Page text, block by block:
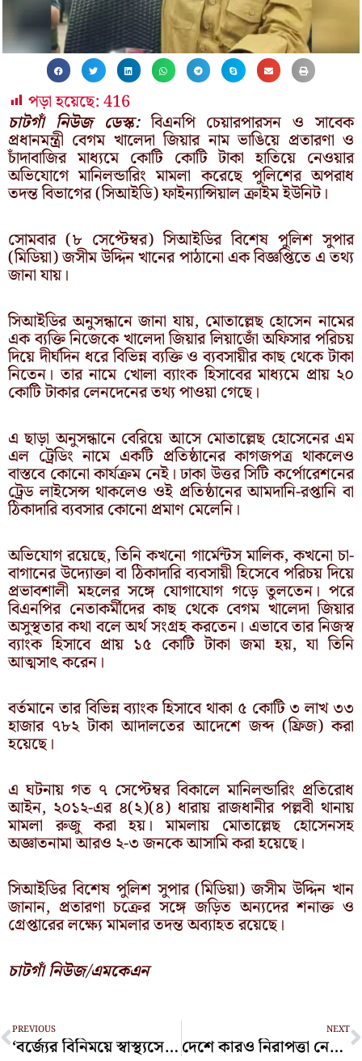
পড়া হয়েছে:416
চাটগাঁ নিউজ ডেস্ক:বিএনপি চেয়ারপারসন ও সাবেক
প্রধানমন্ত্রী বেগম খালেদা জিয়ার নাম ভাঙিয়ে প্রতারণা ও
চাঁদাবাজির মাধ্যমে কোটি কোটি টাকা হাতিয়ে নেওয়ার
অভিযোগে মানিলন্ডারিং মামলা করেছে পুলিশের অপরাধ
তদন্ত বিভাগের (সিআইডি) ফাইন্যান্সিয়াল ক্রাইম ইউনিট।
সোমবার (৮ সেপ্টেম্বর) সিআইডির বিশেষ পুলিশ সুপার
(মিডিয়া) জসীম উদ্দিন খানের পাঠানো এক বিজ্ঞপ্তিতে এ তথ্য
জানা যায়।
সিআইডির অনুসন্ধানে জানা যায়, মোতাল্লেছ হোসেন নামের
এক ব্যক্তি নিজেকে খালেদা জিয়ার লিয়াজোঁ অফিসার পরিচয়
দিয়ে দীর্ঘদিন ধরে বিভিন্ন ব্যক্তি ও ব্যবসায়ীর কাছ থেকে টাকা
নিতেন। তার নামে খোলা ব্যাংক হিসাবের মাধ্যমে প্রায় ২০
কোটি টাকার লেনদেনের তথ্য পাওয়া গেছে।
এ ছাড়া অনুসন্ধানে বেরিয়ে আসে মোতাল্লেছ হোসেনের এম
এল ট্রেডিং নামে একটি প্রতিষ্ঠানের কাগজপত্র থাকলেও
বাস্তবে কোনো কার্যক্রম নেই। ঢাকা উত্তর সিটি কর্পোরেশনের
ট্রেড লাইসেন্স থাকলেও ওই প্রতিষ্ঠানের আমদানি-রপ্তানি বা
ঠিকাদারি ব্যবসার কোনো প্রমাণ মেলেনি।
অভিযোগ রয়েছে, তিনি কখনো গার্মেন্টস মালিক, কখনো চা-
বাগানের উদ্যোক্তা বা ঠিকাদারি ব্যবসায়ী হিসেবে পরিচয় দিয়ে
প্রভাবশালী মহলের সঙ্গে যোগাযোগ গড়ে তুলতেন। পরে
বিএনপির নেতাকর্মীদের কাছ থেকে বেগম খালেদা জিয়ার
অসুস্থতার কথা বলে অর্থ সংগ্রহ করতেন। এভাবে তার নিজস্ব
ব্যাংক হিসাবে প্রায় ১৫ কোটি টাকা জমা হয়, যা তিনি
আত্মসাৎ করেন।
বর্তমানে তার বিভিন্ন ব্যাংক হিসাবে থাকা ৫ কোটি ৩ লাখ ৩৩
হাজার ৭৮২ টাকা আদালতের আদেশে জব্দ (ফ্রিজ) করা
হয়েছে।
এ ঘটনায় গত ৭ সেপ্টেম্বর বিকালে মানিলন্ডারিং প্রতিরোধ
আইন, ২০১২-এর ৪(২)(৪) ধারায় রাজধানীর পল্লবী থানায়
মামলা রুজু করা হয়। মামলায় মোতাল্লেছ হোসেনসহ
অজ্ঞাতনামা আরও ২-৩ জনকে আসামি করা হয়েছে।
সিআইডির বিশেষ পুলিশ সুপার (মিডিয়া) জসীম উদ্দিন খান
জানান, প্রতারণা চক্রের সঙ্গে জড়িত অন্যদের শনাক্ত ও
গ্রেপ্তারের লক্ষ্যে মামলার তদন্ত অব্যাহত রয়েছে।
চাটগাঁ নিউজ/এমকেএন
Prev
PREVIOUS
‘বর্জ্যের বিনিময়ে স্বাস্থ্যসেবা’ চালু করেছে বিদ্যানন্দ ফাউন্ডেশন
NEXT
দেশে কারও নিরাপত্তা নেই: কাদের সিদ্দিকী